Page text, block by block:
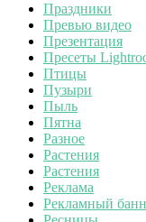
Праздники
Превью видео
Презентация
Пресеты
Птицы
Пузыри
Пыль
Пятна
Разное
Растения
Растения
Реклама
Рекламный